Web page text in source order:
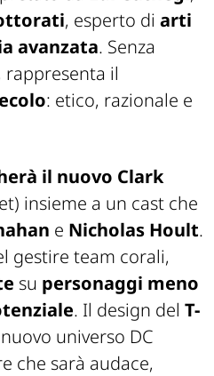
, esperto di arti
avanzata. Senza
il
: etico, razionale e
il nuovo Clark
insieme a un cast che
e Nicholas Hoult.
gestire team corali,
su personaggi meno
. Il design del T-
universo DC
che sarà audace,